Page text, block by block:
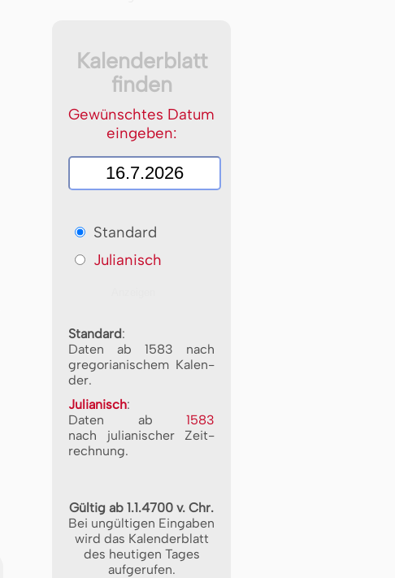
Kalenderblatt
finden
Gewünschtes Datum
eingeben:
Standard
Julianisch
Standard:
Daten ab 1583 nach
gre­go­ri­a­ni­schem Ka­len­
der.
Julianisch:
Daten ab 1583
nach ju­li­a­ni­scher Zeit­
rech­nung.
Gültig ab 1.1.4700 v. Chr.
Bei ungültigen Eingaben
wird das Kalenderblatt
des heutigen Tages
aufgerufen.